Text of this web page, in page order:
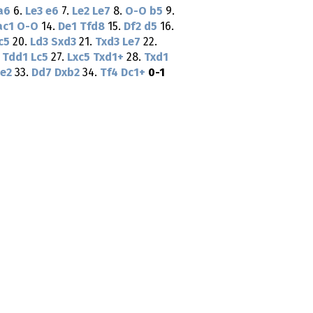
6. Le3 e6 7. Le2 Le7 8. O-O b5 9.
O-O 14. De1 Tfd8 15. Df2 d5 16.
20. Ld3 Sxd3 21. Txd3 Le7 22.
Tdd1 Lc5 27. Lxc5 Txd1+ 28. Txd1
33. Dd7 Dxb2 34. Tf4 Dc1+ 0-1